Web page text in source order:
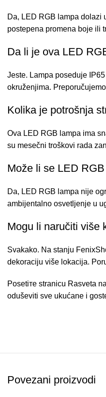
Da, LED RGB lampa dolazi
postepena promena boje ili
Da li je ova LED
Jeste. Lampa poseduje
okruženjima.
Kolika je potrošnja
Ova LED RGB lampa ima
su mesečni troškovi rada
Može li se LED
Da, LED RGB lampa nije
ambijentalno osvetljenje u
Mogu li naručiti više
Svakako. Na stanju
dekoraciju više lokacija.
Posetiте stranicu Rasveta
oduševiti sve ukućane i
Povezani proizvodi